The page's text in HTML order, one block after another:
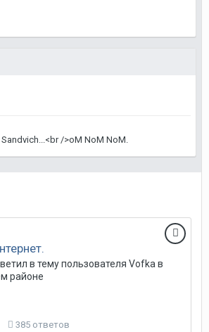
/>oM NoM NoM.
в тему пользователя Vofka в
районе
385 ответов